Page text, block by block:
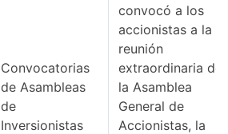
Convocatorias
de Asambleas
de
Inversionistas
convocó a los
accionistas a la
reunión
extraordinaria de
la Asamblea
General de
Accionistas, la